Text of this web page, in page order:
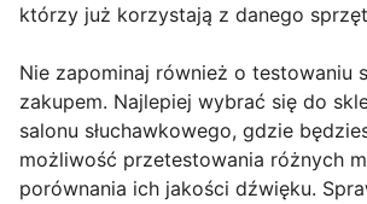
którzy już korzystają z danego
Nie zapominaj również o testowaniu
zakupem. Najlepiej wybrać się do
salonu słuchawkowego, gdzie
możliwość przetestowania różnych
porównania ich jakości dźwięku.